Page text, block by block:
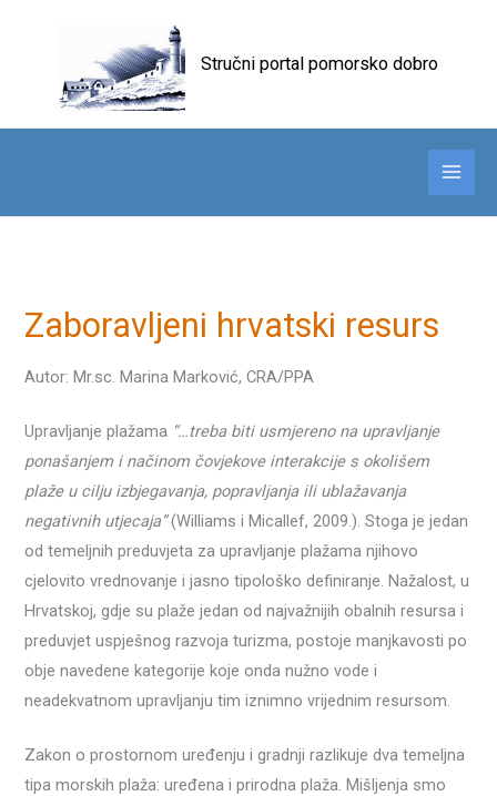
Stručni portal pomorsko dobro
Zaboravljeni hrvatski resurs
Autor: Mr.sc. Marina Marković, CRA/PPA
Upravljanje plažama “…treba biti usmjereno na upravljanje
ponašanjem i načinom čovjekove interakcije s okolišem
plaže u cilju izbjegavanja, popravljanja ili ublažavanja
negativnih utjecaja”(Williams i Micallef, 2009.). Stoga je jedan
od temeljnih preduvjeta za upravljanje plažama njihovo
cjelovito vrednovanje i jasno tipološko definiranje. Nažalost, u
Hrvatskoj, gdje su plaže jedan od najvažnijih obalnih resursa i
preduvjet uspješnog razvoja turizma, postoje manjkavosti po
obje navedene kategorije koje onda nužno vode i
neadekvatnom upravljanju tim iznimno vrijednim resursom.
Zakon o prostornom uređenju i gradnji razlikuje dva temeljna
tipa morskih plaža: uređena i prirodna plaža. Mišljenja smo